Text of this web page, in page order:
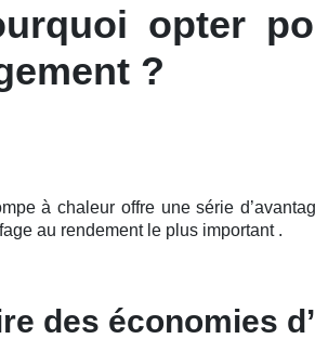
opter
?
à chaleur offre une série
au rendement le plus important .
des économies